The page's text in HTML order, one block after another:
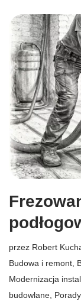
przez Robert
Budowa i remont
Modernizacja
budowlane